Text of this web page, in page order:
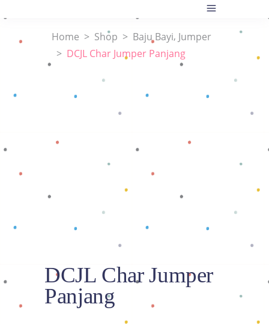
Home > Shop > Baju Bayi, Jumper
> DCJL Char Jumper Panjang
DCJL Char Jumper
Panjang